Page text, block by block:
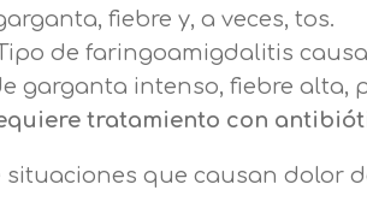
fiebre y, a veces, tos.
de faringoamigdalitis
garganta intenso, fiebre alta,
tratamiento con
situaciones que causan dolor
Solicitar